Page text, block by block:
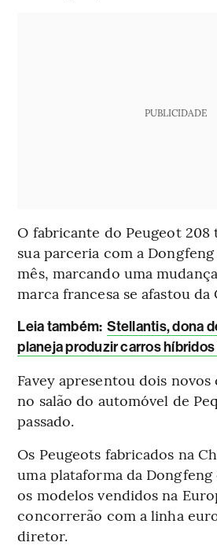
PUBLICIDADE
O fabricante do Peugeot 208
sua parceria com a
mês, marcando uma
marca francesa se afastou da
Leia também: Stellantis, dona
planeja produzir carros
Favey apresentou dois
no salão do automóvel de
passado.
Os Peugeots fabricados na
uma plataforma da
os modelos vendidos na
concorrerão com a linha
diretor.